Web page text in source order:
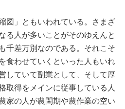
図」ともいわれている。さまざ
る人が多いことがそのゆえんと
千差万別なのである。それこそ
食わせていくといった人もいれ
していて副業として、そして厚
取得をメインに従事している人
家の人が農閑期や農作業の空い